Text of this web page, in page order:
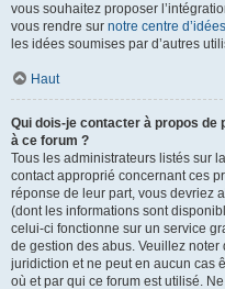
vous souhaitez proposer
vous rendre sur notre centre d’idées
les idées soumises par d’autres
Haut
Qui dois-je contacter à propos de
à ce forum ?
Tous les administrateurs listés sur
contact approprié concernant ces
réponse de leur part, vous devriez
(dont les informations sont
celui-ci fonctionne sur un service
de gestion des abus. Veuillez
juridiction et ne peut en aucun cas
où et par qui ce forum est utilisé.